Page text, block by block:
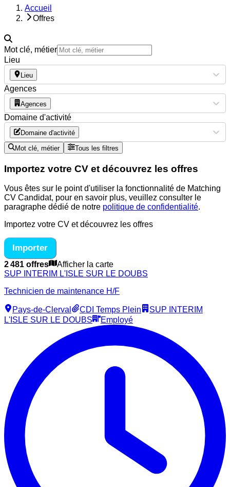
Accueil
Offres
Mot clé, métier
Lieu
Lieu
Agences
Agences
Domaine d'activité
Domaine d'activité
Mot clé, métier Tous les filtres
Importez votre CV et découvrez les offres
Vous êtes sur le point d'utiliser la fonctionnalité de Matching
CV Candidat, pour en savoir plus, veuillez consulter le
paragraphe dédié de notre politique de confidentialité.
Importez votre CV et découvrez les offres
Importer
2 481 offres
Afficher la carte
SUP INTERIM L'ISLE SUR LE DOUBS
Technicien de maintenance H/F
Pays-de-Clerval CDI Temps Plein
SUP INTERIM
L'ISLE SUR LE DOUBS
Employé